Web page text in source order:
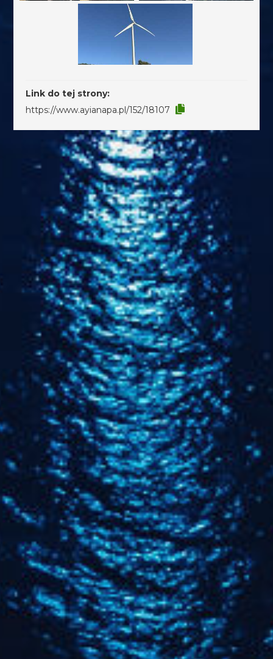
Link do tej strony:
https://www.ayianapa.pl/152/18107